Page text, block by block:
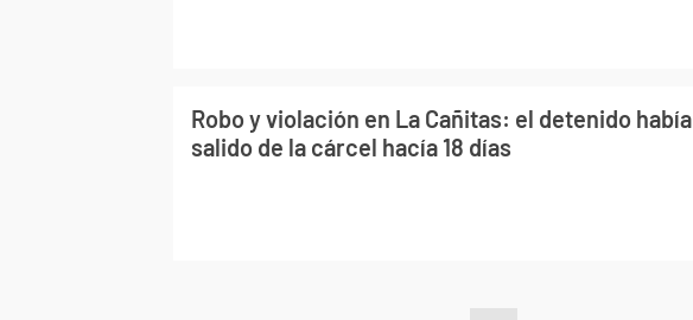
Robo y violación en La Cañitas: el detenido había
salido de la cárcel hacía 18 días